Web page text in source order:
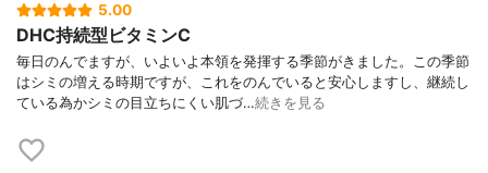
5.00
DHC持続型ビタミンC
毎日のんでますが、いよいよ本領を発揮する季節がきました。この季節
はシミの増える時期ですが、これをのんでいると安心しますし、継続し
ている為かシミの目立ちにくい肌づ…続きを見る